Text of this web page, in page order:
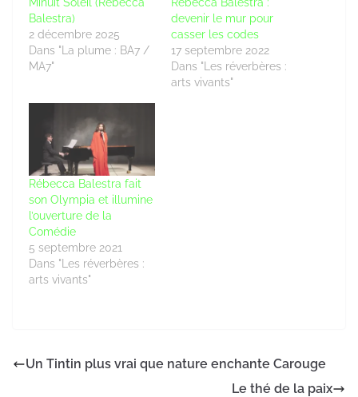
Minuit Soleil (Rébecca
Balestra)
2 décembre 2025
Dans "La plume : BA7 /
MA7"
Rébecca Balestra :
devenir le mur pour
casser les codes
17 septembre 2022
Dans "Les réverbères :
arts vivants"
Rébecca Balestra fait
son Olympia et illumine
l’ouverture de la
Comédie
5 septembre 2021
Dans "Les réverbères :
arts vivants"
Un Tintin plus vrai que nature enchante Carouge
Le thé de la paix